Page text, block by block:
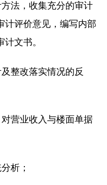
法，收集充分的审计
计评价意见，编写内部
文书。
整改落实情况的反
营业收入与楼面单据
析；